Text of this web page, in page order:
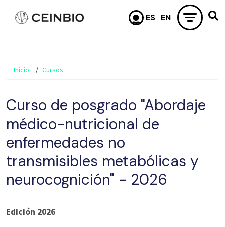
Pasar al contenido principal
Inicio Cursos
Curso de posgrado "Abordaje
médico-nutricional de
enfermedades no
transmisibles metabólicas y
neurocognición" - 2026
Edición 2026